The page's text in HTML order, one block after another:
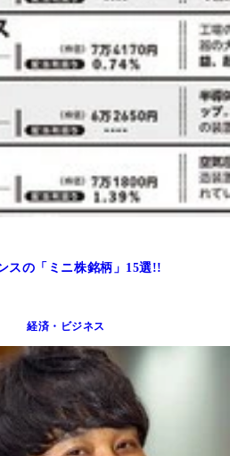
スの「ミニ株銘柄」15選!!
経済・ビジネス